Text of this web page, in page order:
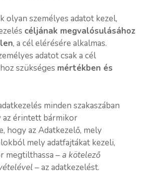
olyan személyes adatot kezel,
céljának megvalósulásához
, a cél elérésére alkalmas.
adatot csak a cél
szükséges mértékben és
minden szakaszában
az érintett bármikor
hogy az Adatkezelő, mely
mely adatfajtákat kezeli,
megtilthassa –a kötelező
– az adatkezelést.